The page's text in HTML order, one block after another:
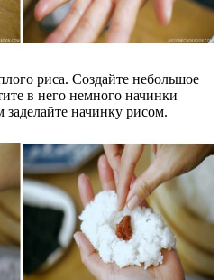
риса. Создайте небольшое
в него немного начинки
начинку рисом.